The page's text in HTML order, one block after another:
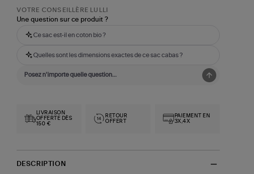
VOTRE CONSEILLÈRE LULLI
Une question sur ce produit ?
Ce sac est-il en coton bio ?
Quelles sont les dimensions exactes de ce sac cabas ?
LIVRAISON
OFFERTE DÈS
150 €
RETOUR
OFFERT
PAIEMENT EN
3X,4X
DESCRIPTION